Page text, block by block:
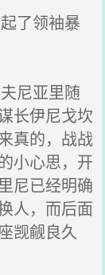
了领袖暴
尼亚里随
长伊尼戈坎
真的，战战
小心思，开
尼已经明确
人，而后面
觊觎良久